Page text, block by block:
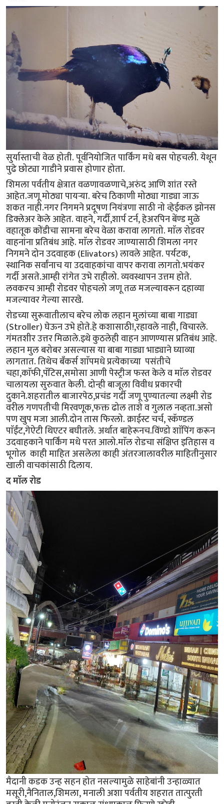
सुर्यास्ताची वेळ होती. पूर्वनियोजित पार्किंग मधे बस पोहचली. येथून
पुढे छोट्या गाडीने प्रवास होणार होता.
शिमला पर्वतीय क्षेत्रात वळणावळणाचे,अरुंद आणि शांत रस्ते
आहेत.जणू मोठ्या पायर्‍या. बरेच ठिकाणी मोठ्या गाड्या जाऊ
शकत नाही.नगर निगमने प्रदूषण नियंत्रणा साठी नो व्हेईकल झोनस
डिक्लेअर केले आहेत. वाहने, गर्दी,शार्प टर्न, हेअरपिन बेंण्ड मुळे
वहातूक कोंडीचा सामना बरेच वेळा करावा लागतो. माॅल रोडवर
वाहनांना प्रतिबंध आहे. माॅल रोडवर जाण्यासाठी शिमला नगर
निगमने दोन उदवाहक (Elivators) लावले आहेत. पर्यटक,
स्थानिक सर्वांनाच या उदवाहकांचा वापर करावा लागतो.भयंकर
गर्दी असते.आम्ही रांगेत उभे राहीलो. व्यवस्थापन उत्तम होते.
लवकरच आम्ही रोडवर पोहचलो जणू तळ मजल्यावरून दहाव्या
मजल्यावर गेल्या सारखे.
रोडच्या सुरूवातीलाच बरेच लोक लहान मुलांच्या बाबा गाड्या
(Stroller) घेऊन उभे होते.हे कशासाठी!,रहावले नाही, विचारले.
गंमतशीर उत्तर मिळाले.इथे कुठलेही वाहन आणण्यास प्रतिबंध आहे.
लहान मुल बरोबर असल्यास या बाबा गाड्या भाड्याने घ्याव्या
लागतात. तिथेच बँकर्स शाॅपमधे प्रत्येकाच्या पसंतीचे
चहा,काॅफी,पॅटिस,समोसा आणी पेस्ट्रीज फस्त केले व माॅल रोडवर
चालायला सुरुवात केली. दोन्ही बाजूला विवीध प्रकारची
दुकाने.शहरातील बाजारपेठ,प्रचंड गर्दी जणू पुण्यातल्या लक्ष्मी रोड
वरील गणपतीची मिरवणूक,फक्त ढोल ताशे व गुलाल नव्हता.असो
पण खुप मजा आली.दोन तास फिरलो. क्राईस्ट चर्च, स्कॅण्डल
पाॅईंट,गेऐटी थिएटर बघीतले. अर्थात बाहेरूनच.विंण्डो शाॅपिंग करून
उदवाहकाने पार्किंग मधे परत आलो.माॅल रोडचा संक्षिप्त इतिहास व
भूगोल काही माहित असलेला काही अंतरजालावरील माहितीनुसार
खाली वाचकांसाठी दिलाय.
द माॅल रोड
मैदानी कडक उन्ह सहन होत नसल्यामुळे साहेबांनी उन्हाळ्यात
मसूरी,नैनिताल,शिमला, मनाली अशा पर्वतीय शहरात तात्पुरती